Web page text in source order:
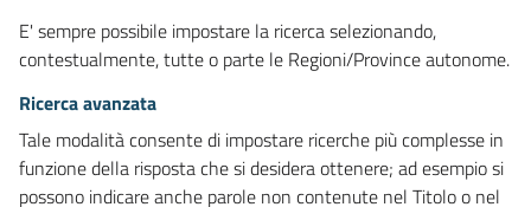
E' sempre possibile impostare la ricerca selezionando,
contestualmente, tutte o parte le Regioni/Province autonome.
Ricerca avanzata
Tale modalità consente di impostare ricerche più complesse in
funzione della risposta che si desidera ottenere; ad esempio si
possono indicare anche parole non contenute nel Titolo o nel